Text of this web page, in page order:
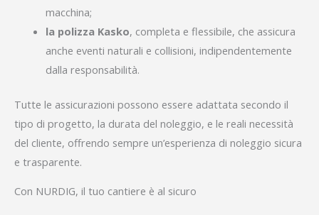
macchina;
la polizza Kasko, completa e flessibile, che assicura
anche eventi naturali e collisioni, indipendentemente
dalla responsabilità.
Tutte le assicurazioni possono essere adattata secondo il
tipo di progetto, la durata del noleggio, e le reali necessità
del cliente, offrendo sempre un’esperienza di noleggio sicura
e trasparente.
Con NURDIG, il tuo cantiere è al sicuro